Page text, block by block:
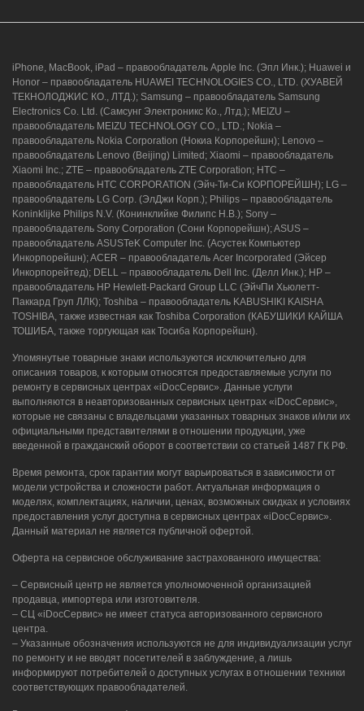
iPhone, MacBook, iPad – правообладатель Apple Inc. (Эпл Инк.); Huawei и
Honor – правообладатель HUAWEI TECHNOLOGIES CO., LTD. (ХУАВЕЙ
ТЕКНОЛОДЖИС КО., ЛТД.); Samsung – правообладатель Samsung
Electronics Co. Ltd. (Самсунг Электроникс Ко., Лтд.); MEIZU –
правообладатель MEIZU TECHNOLOGY CO., LTD.; Nokia –
правообладатель Nokia Corporation (Нокиа Корпорейшн); Lenovo –
правообладатель Lenovo (Beijing) Limited; Xiaomi – правообладатель
Xiaomi Inc.; ZTE – правообладатель ZTE Corporation; HTC –
правообладатель HTC CORPORATION (Эйч-Ти-Си КОРПОРЕЙШН); LG –
правообладатель LG Corp. (ЭлДжи Корп.); Philips – правообладатель
Koninklijke Philips N.V. (Конинклийке Филипс Н.В.); Sony –
правообладатель Sony Corporation (Сони Корпорейшн); ASUS –
правообладатель ASUSTeK Computer Inc. (Асустек Компьютер
Инкорпорейшн); ACER – правообладатель Acer Incorporated (Эйсер
Инкорпорейтед); DELL – правообладатель Dell Inc. (Делл Инк.); HP –
правообладатель HP Hewlett-Packard Group LLC (ЭйчПи Хьюлетт-
Паккард Груп ЛЛК); Toshiba – правообладатель KABUSHIKI KAISHA
TOSHIBA, также известная как Toshiba Corporation (КАБУШИКИ КАЙША
ТОШИБА, также торгующая как Тосиба Корпорейшн).
Упомянутые товарные знаки используются исключительно для
описания товаров, к которым относятся предоставляемые услуги по
ремонту в сервисных центрах «iDocСервис». Данные услуги
выполняются в неавторизованных сервисных центрах «iDocСервис»,
которые не связаны с владельцами указанных товарных знаков и/или их
официальными представителями в отношении продукции, уже
введенной в гражданский оборот в соответствии со статьей 1487 ГК РФ.
Время ремонта, срок гарантии могут варьироваться в зависимости от
модели устройства и сложности работ. Актуальная информация о
моделях, комплектациях, наличии, ценах, возможных скидках и условиях
предоставления услуг доступна в сервисных центрах «iDocСервис».
Данный материал не является публичной офертой.
Оферта на сервисное обслуживание застрахованного имущества:
– Сервисный центр не является уполномоченной организацией
продавца, импортера или изготовителя.
– СЦ «iDocСервис» не имеет статуса авторизованного сервисного
центра.
– Указанные обозначения используются не для индивидуализации услуг
по ремонту и не вводят посетителей в заблуждение, а лишь
информируют потребителей о доступных услугах в отношении техники
соответствующих правообладателей.